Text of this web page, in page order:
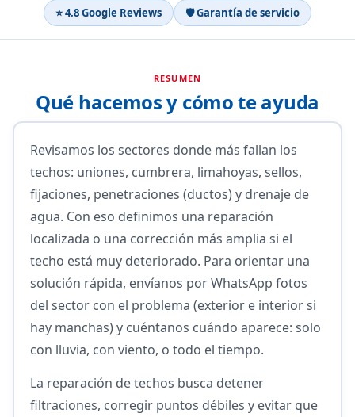
⭐ 4.8 Google Reviews 🛡 Garantía de servicio
RESUMEN
Qué hacemos y cómo te ayuda
Revisamos los sectores donde más fallan los
techos: uniones, cumbrera, limahoyas, sellos,
fijaciones, penetraciones (ductos) y drenaje de
agua. Con eso definimos una reparación
localizada o una corrección más amplia si el
techo está muy deteriorado. Para orientar una
solución rápida, envíanos por WhatsApp fotos
del sector con el problema (exterior e interior si
hay manchas) y cuéntanos cuándo aparece: solo
con lluvia, con viento, o todo el tiempo.
La reparación de techos busca detener
filtraciones, corregir puntos débiles y evitar que